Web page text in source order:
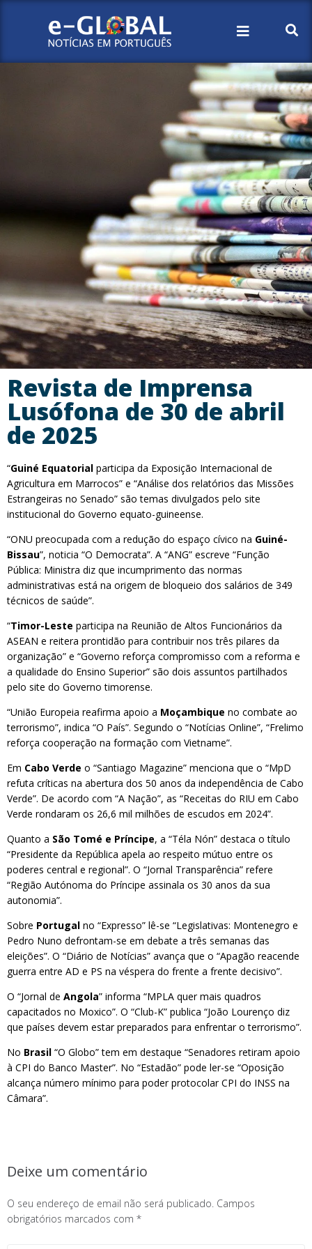
Revista de Imprensa
Lusófona de 30 de abril
de 2025
“Guiné Equatorial participa da Exposição Internacional de
Agricultura em Marrocos” e “Análise dos relatórios das Missões
Estrangeiras no Senado” são temas divulgados pelo site
institucional do Governo equato-guineense.
“ONU preocupada com a redução do espaço cívico na Guiné-
Bissau”, noticia “O Democrata”. A “ANG” escreve “Função
Pública: Ministra diz que incumprimento das normas
administrativas está na origem de bloqueio dos salários de 349
técnicos de saúde”.
“Timor-Leste participa na Reunião de Altos Funcionários da
ASEAN e reitera prontidão para contribuir nos três pilares da
organização” e “Governo reforça compromisso com a reforma e
a qualidade do Ensino Superior” são dois assuntos partilhados
pelo site do Governo timorense.
“União Europeia reafirma apoio a Moçambique no combate ao
terrorismo”, indica “O País”. Segundo o “Notícias Online”, “Frelimo
reforça cooperação na formação com Vietname”.
Em Cabo Verde o “Santiago Magazine” menciona que o “MpD
refuta críticas na abertura dos 50 anos da independência de Cabo
Verde”. De acordo com “A Nação”, as “Receitas do RIU em Cabo
Verde rondaram os 26,6 mil milhões de escudos em 2024”.
Quanto a São Tomé e Príncipe, a “Téla Nón” destaca o título
“Presidente da República apela ao respeito mútuo entre os
poderes central e regional”. O “Jornal Transparência” refere
“Região Autónoma do Príncipe assinala os 30 anos da sua
autonomia”.
Sobre Portugal no “Expresso” lê-se “Legislativas: Montenegro e
Pedro Nuno defrontam-se em debate a três semanas das
eleições”. O “Diário de Notícias” avança que o “Apagão reacende
guerra entre AD e PS na véspera do frente a frente decisivo”.
O “Jornal de Angola” informa “MPLA quer mais quadros
capacitados no Moxico”. O “Club-K” publica “João Lourenço diz
que países devem estar preparados para enfrentar o terrorismo”.
No Brasil “O Globo” tem em destaque “Senadores retiram apoio
à CPI do Banco Master”. No “Estadão” pode ler-se “Oposição
alcança número mínimo para poder protocolar CPI do INSS na
Câmara”.
Deixe um comentário
O seu endereço de email não será publicado. Campos
obrigatórios marcados com *